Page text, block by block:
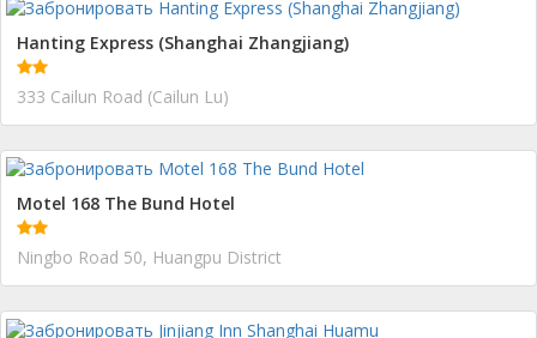
Hanting Express (Shanghai Zhangjiang)
333 Cailun Road (Cailun Lu)
Motel 168 The Bund Hotel
Ningbo Road 50, Huangpu District